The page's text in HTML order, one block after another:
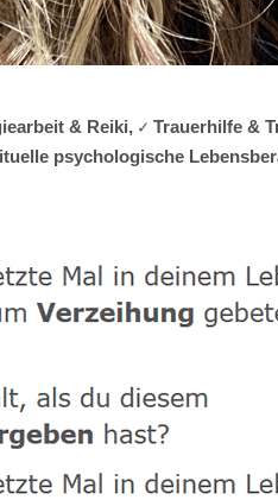
& Reiki, ✓ Trauerhilfe
psychologische